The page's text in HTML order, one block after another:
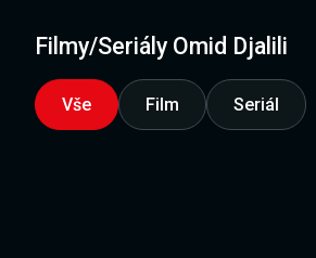
Filmy/Seriály Omid Djalili
Vše Film Seriál